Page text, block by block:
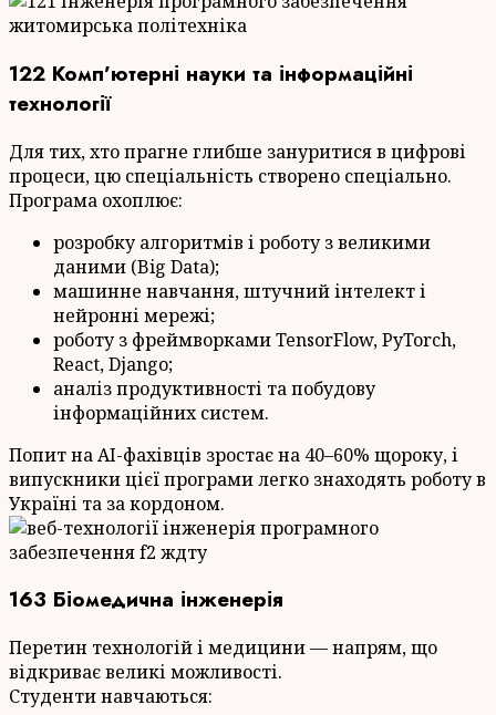
122 Комп’ютерні науки та інформаційні
технології
Для тих, хто прагне глибше зануритися в цифрові
процеси, цю спеціальність створено спеціально.
Програма охоплює:
розробку алгоритмів і роботу з великими
даними (Big Data);
машинне навчання, штучний інтелект і
нейронні мережі;
роботу з фреймворками TensorFlow, PyTorch,
React, Django;
аналіз продуктивності та побудову
інформаційних систем.
Попит на AI-фахівців зростає на 40–60% щороку, і
випускники цієї програми легко знаходять роботу в
Україні та за кордоном.
163 Біомедична інженерія
Перетин технологій і медицини — напрям, що
відкриває великі можливості.
Студенти навчаються: